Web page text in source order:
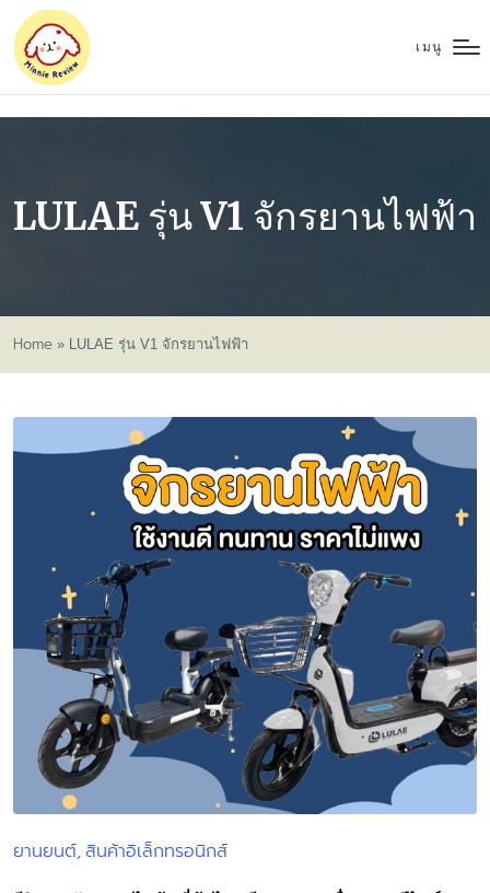
เมนู
LULAE รุ่น V1 จักรยานไฟฟ้า
Home » LULAE รุ่น V1 จักรยานไฟฟ้า
Posted
ยานยนต์ สินค้าอิเล็กทรอนิกส์